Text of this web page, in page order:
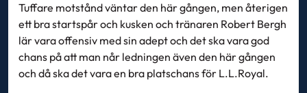
Tuffare motstånd väntar den här gången, men återigen
ett bra startspår och kusken och tränaren Robert Bergh
lär vara offensiv med sin adept och det ska vara god
chans på att man når ledningen även den här gången
och då ska det vara en bra platschans för L.L.Royal.